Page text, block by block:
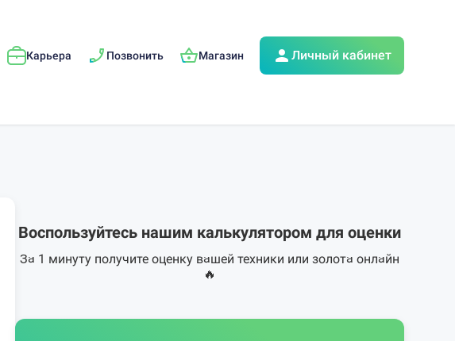
Карьера Позвонить Магазин Личный кабинет
Воспользуйтесь нашим калькулятором для оценки
За 1 минуту получите оценку вашей техники или золота онлайн
🔥